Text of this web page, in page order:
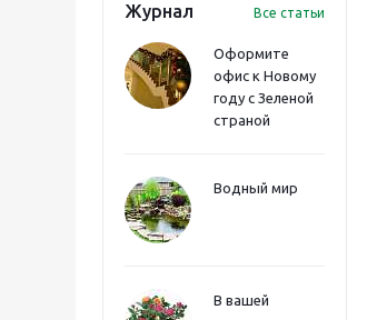
Журнал Все статьи
Оформите
офис к Новому
году с Зеленой
страной
Водный мир
В вашей